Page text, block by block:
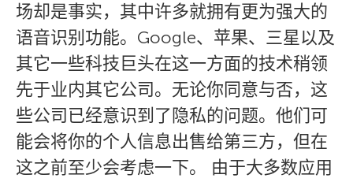
场却是事实，其中许多就拥有更为强大的
语音识别功能。Google、苹果、三星以及
其它一些科技巨头在这一方面的技术稍领
先于业内其它公司。无论你同意与否，这
些公司已经意识到了隐私的问题。他们可
能会将你的个人信息出售给第三方，但在
这之前至少会考虑一下。 由于大多数应用